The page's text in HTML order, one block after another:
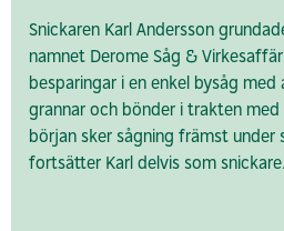
Snickaren Karl Andersson
namnet Derome Såg &
besparingar i en enkel bysåg
grannar och bönder i trakten med
början sker sågning främst under
fortsätter Karl delvis som snickare.